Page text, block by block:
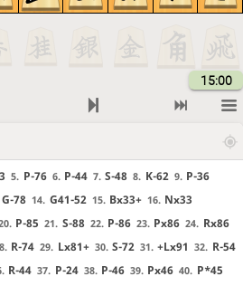
15:00
5. P-76 6. P-44 7. S-48 8. K-62 9. P-36
G-78 14. G41-52 15. Bx33+ 16. Nx33
P-85 21. S-88 22. P-86 23. Px86 24. Rx86
R-74 29. Lx81+ 30. S-72 31. +Lx91 32. R-54
R-44 37. P-24 38. P-46 39. Px46 40. P*45